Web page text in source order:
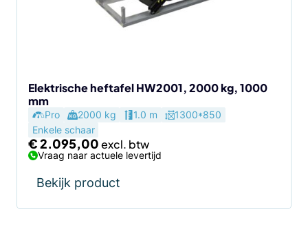
Elektrische heftafel HW2001, 2000 kg, 1000
mm
Pro 2000 kg 1.0 m
1300*850
Enkele schaar
€2.095,00
Vraag naar actuele levertijd
Bekijk product